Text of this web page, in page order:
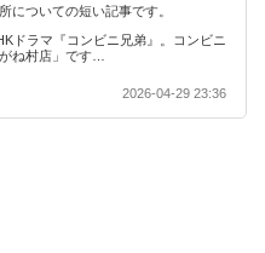
についての短い記事です。
ドラマ『コンビニ兄弟』。コンビニ
ね村店」です…
2026-04-29 23:36